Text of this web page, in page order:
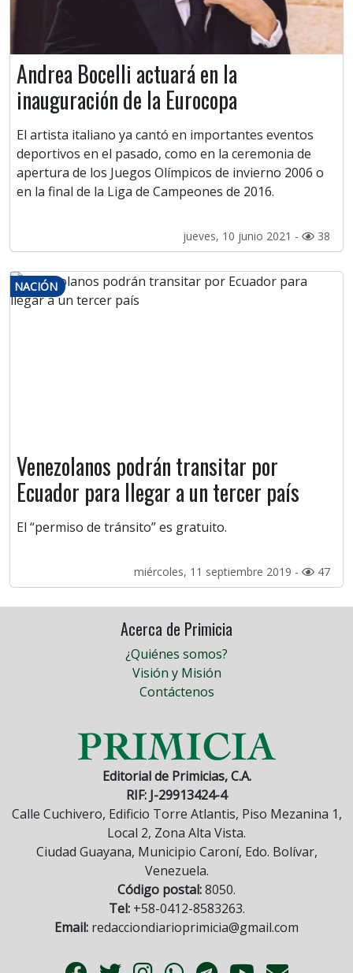
Andrea Bocelli actuará en la
inauguración de la Eurocopa
El artista italiano ya cantó en importantes eventos
deportivos en el pasado, como en la ceremonia de
apertura de los Juegos Olímpicos de invierno 2006 o
en la final de la Liga de Campeones de 2016.
jueves, 10 junio 2021 - 38
NACIÓN
Venezolanos podrán transitar por
Ecuador para llegar a un tercer país
El “permiso de tránsito” es gratuito.
miércoles, 11 septiembre 2019 - 47
Acerca de Primicia
¿Quiénes somos?
Visión y Misión
Contáctenos
Editorial de Primicias, C.A.
RIF: J-29913424-4
Calle Cuchivero, Edificio Torre Atlantis, Piso Mezanina 1,
Local 2, Zona Alta Vista.
Ciudad Guayana, Municipio Caroní, Edo. Bolívar,
Venezuela.
Código postal:8050.
Tel:+58-0412-8583263.
Email: redacciondiarioprimicia@gmail.com